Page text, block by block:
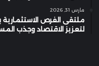
مارس 31, 2026
لتعزيز الاقتصاد وجذب